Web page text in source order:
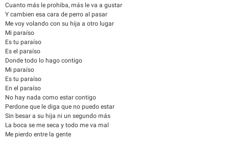
Cuanto más le prohiba, más le va a gustar
Y cambien esa cara de perro al pasar
Me voy volando con su hija a otro lugar
Mi paraíso
Es tu paraíso
Es el paraíso
Donde todo lo hago contigo
Mi paraíso
Es tu paraíso
En el paraíso
No hay nada como estar contigo
Perdone que le diga que no puedo estar
Sin besar a su hija ni un segundo más
La boca se me seca y todo me va mal
Me pierdo entre la gente